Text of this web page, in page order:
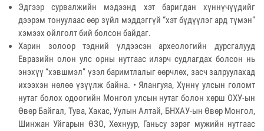
Эдгээр сурвалжийн мэдээнд хэт баригдан хүннүчүүдийг
дээрэм тонуулаас өөр зүйл мэддэггүй “хэт бүдүүлэг ард түмэн”
хэмээх ойлголт бий болсон байдаг.
Харин золоор тэдний үлдээсэн археологийн дурсгалууд
Евразийн олон улс орны нутгаас илэрч судлагдах болсон нь
энэхүү “хэвшмэл” үзэл баримтлалыг өөрчлөх, засч залруулахад
ихээхэн нөлөө үзүүлж байна. • Ялангуяа, Хүннү улсын голомт
нутаг болох одоогийн Монгол улсын нутаг болон хөрш ОХУ-ын
Өвөр Байгал, Тува, Хакас, Уулын Алтай, БНХАУ-ын Өвөр Монгол,
Шинжан Уйгарын ӨЗО, Хөхнуур, Ганьсу зэрэг мужийн нутгаас